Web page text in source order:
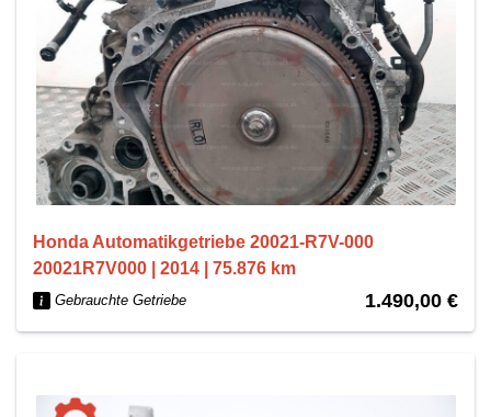
Honda Automatikgetriebe 20021-R7V-000
20021R7V000 | 2014 | 75.876 km
Gebrauchte Getriebe 1.490,00 €